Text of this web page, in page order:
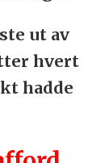
ut av
hvert
hadde